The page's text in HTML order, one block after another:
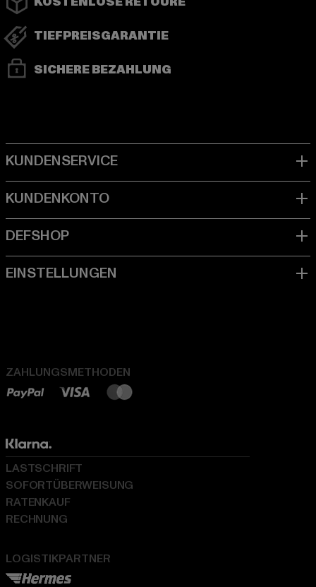
TIEFPREISGARANTIE
SICHERE BEZAHLUNG
ZAHLUNGSMETHODEN
LOGISTIKPARTNER
LASTSCHRIFT
SOFORTÜBERWEISUNG
RATENKAUF
RECHNUNG